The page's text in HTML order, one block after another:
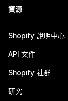
資源
Shopify 說明中心
API 文件
Shopify 社群
研究